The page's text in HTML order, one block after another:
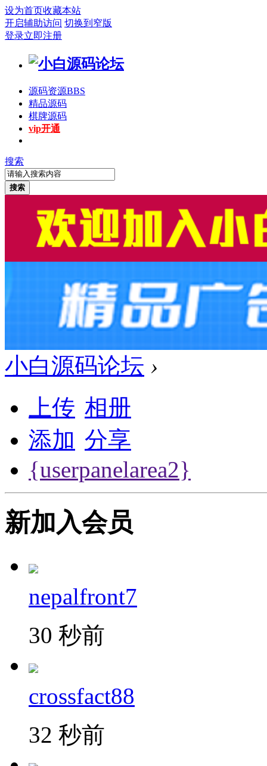
设为首页收藏本站
开启辅助访问 切换到窄版
登录立即注册
源码资源BBS
精品源码
棋牌源码
vip开通
搜索
搜索
小白源码论坛 ›
上传 相册
添加 分享
{userpanelarea2}
新加入会员
nepalfront7
30 秒前
crossfact88
32 秒前